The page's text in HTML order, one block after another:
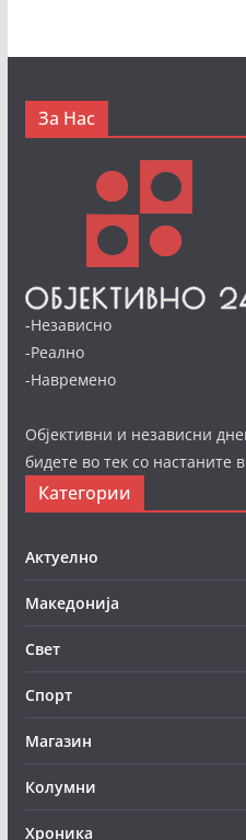
За Нас
-Независно
-Реално
-Навремено
Објективни и независни
бидете во тек со настаните
Категории
Актуелно
Македонија
Свет
Спорт
Магазин
Колумни
Хроника